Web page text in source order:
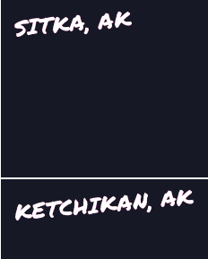
SITKA, AK
KETCHIKAN, AK